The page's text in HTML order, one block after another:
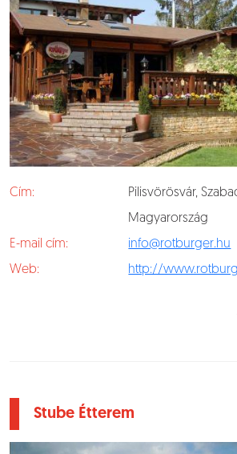
Cím:
Pilisvörösvár,
Magyarország
E-mail cím:
info@rotburger.hu
Web:
http://
Stube Étterem